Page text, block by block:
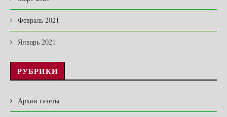
Февраль 2021
Январь 2021
РУБРИКИ
Архив газеты